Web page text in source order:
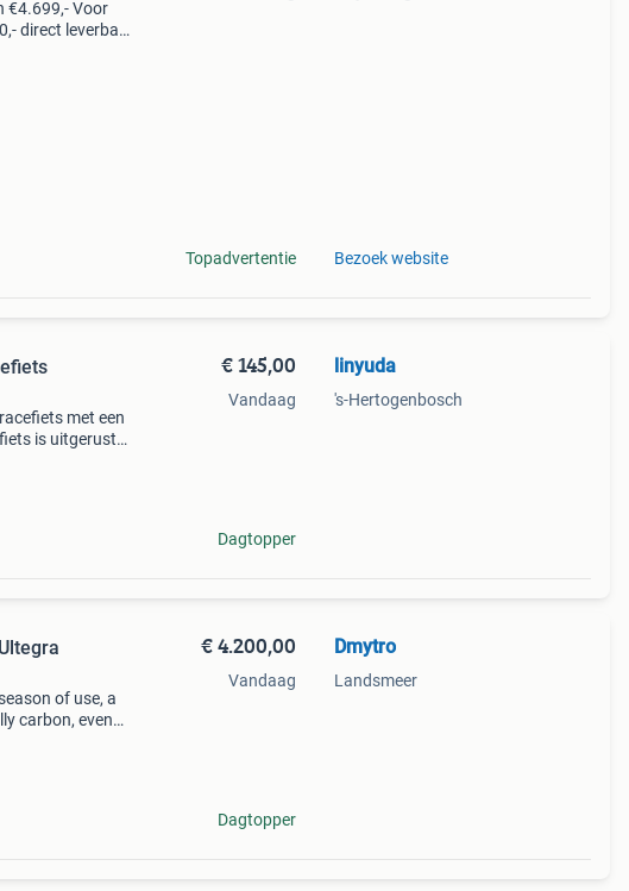
€4.699,- Voor
direct leverbaar
Topadvertentie Bezoek website
met een
is uitgerust
€ 145,00
Vandaag
Dagtopper
linyuda
's-Hertogenbosch
of use, a
carbon, even
€ 4.200,00
Vandaag
Dagtopper
Dmytro
Landsmeer